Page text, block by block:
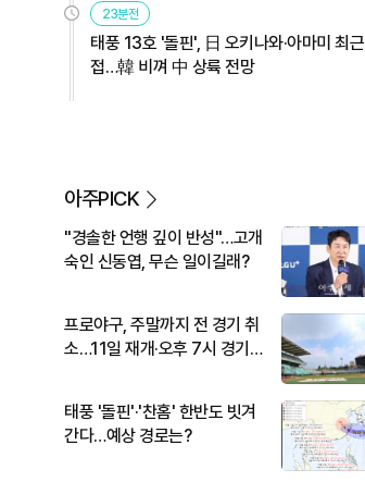
23분전
태풍 13호 '돌핀', 日 오키나와·아마미 최근
접…韓 비껴 中 상륙 전망
아주PICK
"경솔한 언행 깊이 반성"…고개
숙인 신동엽, 무슨 일이길래?
프로야구, 주말까지 전 경기 취
소…11일 재개·오후 7시 경기
태풍 '돌핀'·'찬홈' 한반도 빗겨
간다…예상 경로는?